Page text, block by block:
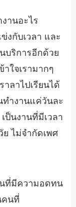
านอะไร
งกับเวลา และ
บริการอีกด้วย
าใจเรามากๆ
าลาไปเรียนได้
ทำงานแค่วันละ
ป็นงานที่มีเวลา
ไม่จำกัดเพศ
ที่มีความอดทน
คนที่